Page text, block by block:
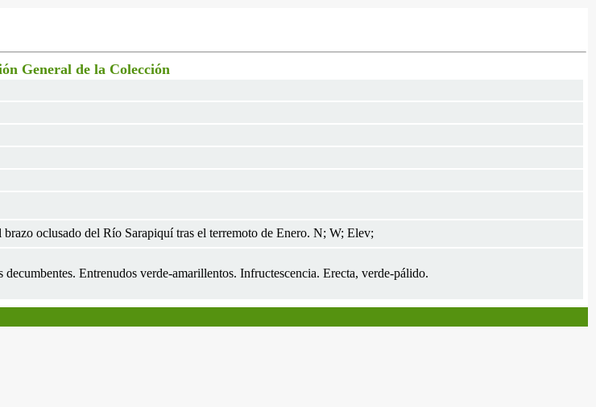
General de la Colección
oclusado del Río Sarapiquí tras el terremoto de Enero. N; W; Elev;
Entrenudos verde-amarillentos. Infructescencia. Erecta, verde-pálido.